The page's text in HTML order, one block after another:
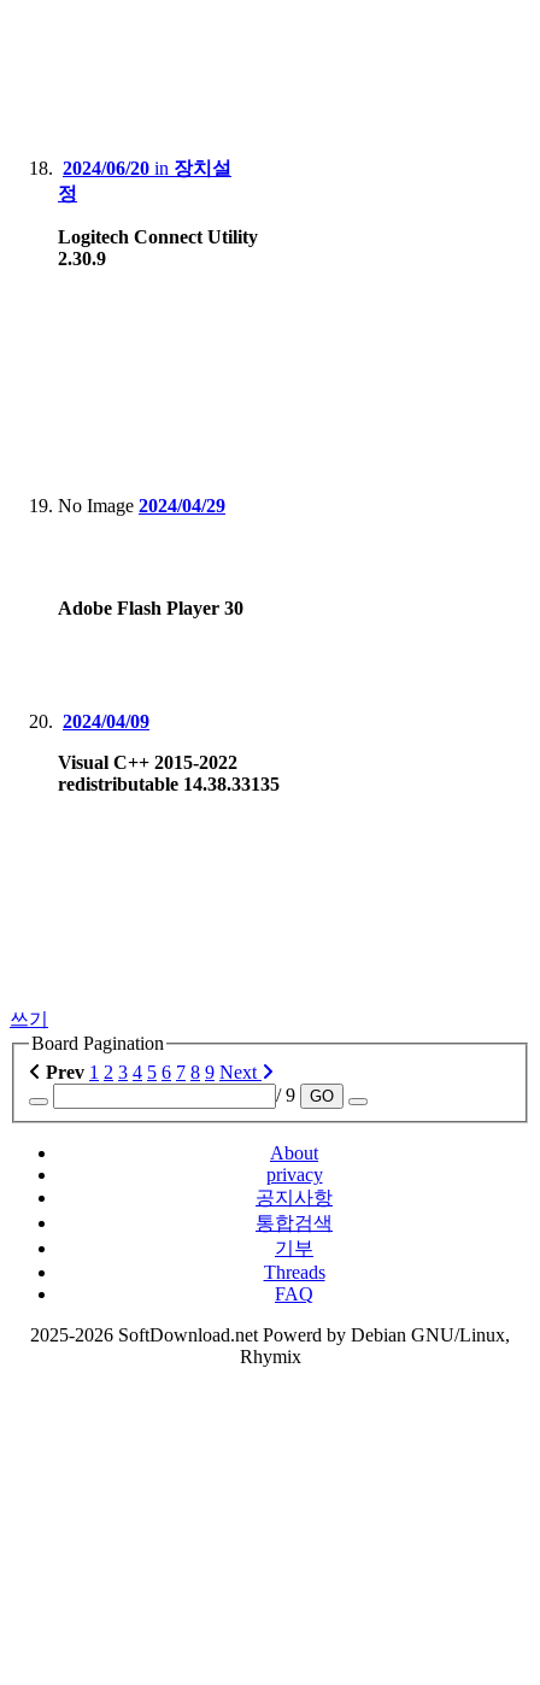
2024/06/20 in 장치설
정
Logitech Connect Utility
2.30.9
No Image 2024/04/29
Adobe Flash Player 30
2024/04/09
Visual C++ 2015-2022
redistributable 14.38.33135
쓰기
Board Pagination
Prev 1 2 3 4 5 6 7 8 9 Next
/ 9
GO
About
privacy
공지사항
통합검색
기부
Threads
FAQ
2025-2026 SoftDownload.net Powerd by Debian GNU/Linux,
Rhymix